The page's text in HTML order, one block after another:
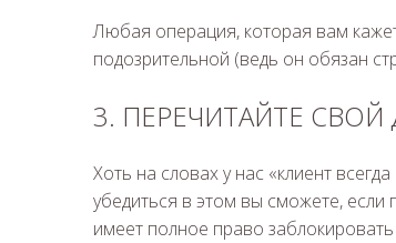
Любая операция, которая вам
подозрительной (ведь он обязан
3. ПЕРЕЧИТАЙТЕ
Хоть на словах у нас «клиент
убедиться в этом вы сможете, если
имеет полное право